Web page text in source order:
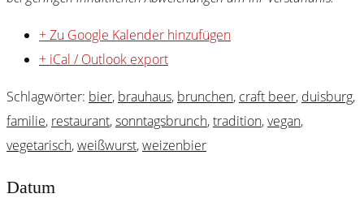
+ Zu Google Kalender hinzufügen
+ iCal / Outlook export
Schlagwörter: bier, brauhaus, brunchen, craft beer, duisburg,
familie, restaurant,sonntagsbrunch,tradition,vegan,
vegetarisch,weißwurst,weizenbier
Datum